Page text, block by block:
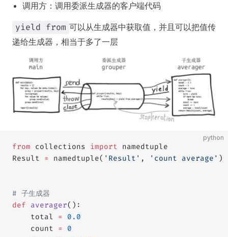
调用方：调用委派生成器的客户端代码
yield from 可以从生成器中获取值，并且可以把值传
递给生成器，相当于多了一层
python
from collections import namedtuple
Result = namedtuple( 'Result' , 'count average' )
# 子生成器
def averager():
    total
=
0.0
    count
=
0